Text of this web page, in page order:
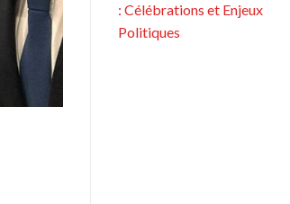
: Célébrations et Enjeux
Politiques